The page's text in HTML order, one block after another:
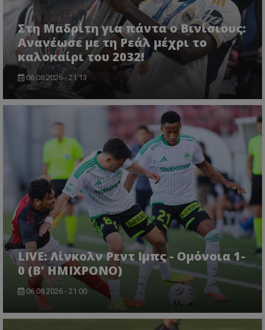
Στη Μαδρίτη για πάντα ο Βινίσιους:
Ανανέωσε με τη Ρεάλ μέχρι το
καλοκαίρι του 2032!
06.08.2026 - 21:13
LIVE: Λίνκολν Ρεντ Ιμπς - Ομόνοια 1-
0 (Β' ΗΜΙΧΡΟΝΟ)
06.08.2026 - 21:00